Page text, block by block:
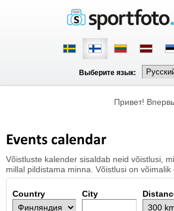
Выберите язык:
Привет!
Events calendar
Võistluste kalender sisaldab neid võistlusi,
millal pildistama minna. Võistlusi on
Country City